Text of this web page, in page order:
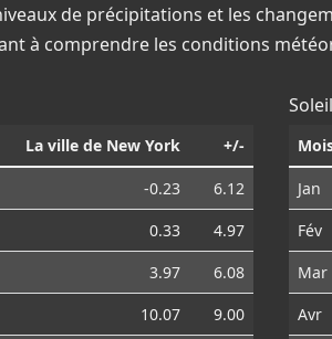
de précipitations et les
à comprendre les conditions
La ville de New York +/-
-0.23
6.12
0.33
4.97
3.97
6.08
10.07
9.00
Jan
Fév
Mar
Avr